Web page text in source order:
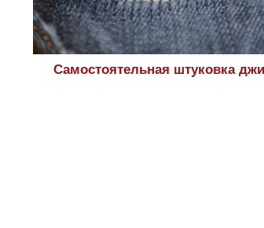
Самостоятельная штуковка